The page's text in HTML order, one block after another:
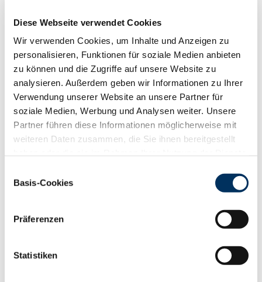
Diese Webseite verwendet Cookies
Wir verwenden Cookies, um Inhalte und Anzeigen zu
personalisieren, Funktionen für soziale Medien anbieten
zu können und die Zugriffe auf unsere Website zu
analysieren. Außerdem geben wir Informationen zu Ihrer
Verwendung unserer Website an unsere Partner für
soziale Medien, Werbung und Analysen weiter. Unsere
Partner führen diese Informationen möglicherweise mit
weiteren Daten zusammen, die Sie ihnen bereitgestellt
Cookies, wenn Sie unsere Webseite weiterhin nutzen.
Basis-Cookies
Präferenzen
Statistiken
Zusätzlich gibt es ein gemeinsames Abendessen in der
historischen Hansestadt Soest und am Heimreisetag eine
Wenn ihr mehr über diese Veranstaltung wissen möchtet,